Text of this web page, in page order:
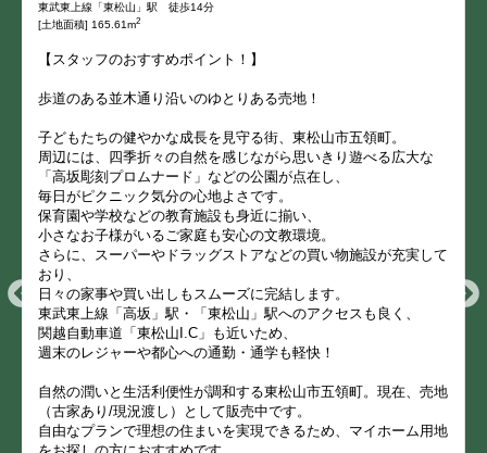
東武東上線「東松山」駅 徒歩14分
[土地面積] 165.61m2
【スタッフのおすすめポイント！】
歩道のある並木通り沿いのゆとりある売地！
子どもたちの健やかな成長を見守る街、東松山市五領町。
周辺には、四季折々の自然を感じながら思いきり遊べる広大な
「高坂彫刻プロムナード」などの公園が点在し、
毎日がピクニック気分の心地よさです。
保育園や学校などの教育施設も身近に揃い、
小さなお子様がいるご家庭も安心の文教環境。
さらに、スーパーやドラッグストアなどの買い物施設が充実して
おり、
日々の家事や買い出しもスムーズに完結します。
東武東上線「高坂」駅・「東松山」駅へのアクセスも良く、
関越自動車道「東松山I.C」も近いため、
週末のレジャーや都心への通勤・通学も軽快！
自然の潤いと生活利便性が調和する東松山市五領町。現在、売地
（古家あり/現況渡し）として販売中です。
自由なプランで理想の住まいを実現できるため、マイホーム用地